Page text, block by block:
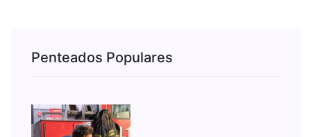
Penteados Populares